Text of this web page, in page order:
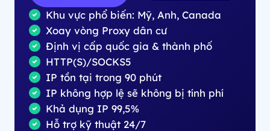
Khu vực phổ biến: Mỹ, Anh, Canada
Xoay vòng Proxy dân cư
Định vị cấp quốc gia & thành phố
HTTP(S)/SOCKS5
IP tồn tại trong 90 phút
IP không hợp lệ sẽ không bị tính phí
Khả dụng IP 99,5%
Hỗ trợ kỹ thuật 24/7